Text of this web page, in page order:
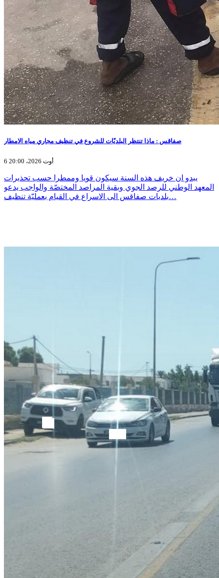
صفاقس : ماذا تنتظر البلديّات للشروع في تنظيف مجاري مياه الامطار
6 أوت 2026، 20:00
يبدو ان خريف هذه السنة سيكون قويا وممطرا حسب تحذيرات
المعهد الوطني للرصد الجوي وبقية المراصد المختصّة والواجب يدعو
بلديات صفاقس الى الاسراع في القيام بعمليّة تنظيف…